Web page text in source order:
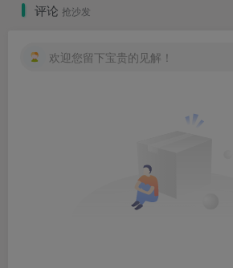
评论 抢沙发
欢迎您留下宝贵的见解！